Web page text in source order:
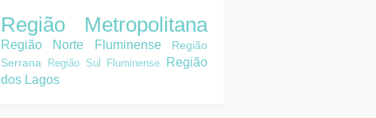
Região Metropolitana
Região Norte Fluminense
Região
Serrana
Região Sul Fluminense
Região
dos Lagos